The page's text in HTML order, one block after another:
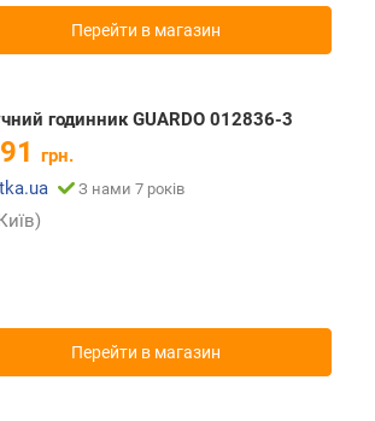
Перейти в магазин
годинник GUARDO 012836-3
грн.
З нами 7 років
Перейти в магазин